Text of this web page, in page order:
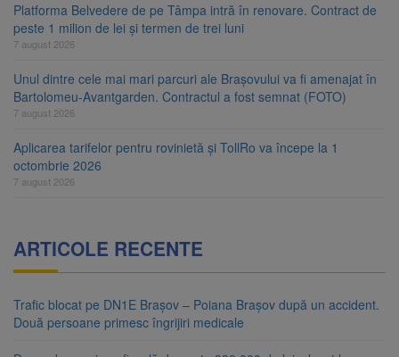
Platforma Belvedere de pe Tâmpa intră în renovare. Contract de
peste 1 milion de lei și termen de trei luni
7 august 2026
Unul dintre cele mai mari parcuri ale Brașovului va fi amenajat în
Bartolomeu-Avantgarden. Contractul a fost semnat (FOTO)
7 august 2026
Aplicarea tarifelor pentru rovinietă și TollRo va începe la 1
octombrie 2026
7 august 2026
ARTICOLE RECENTE
Trafic blocat pe DN1E Brașov – Poiana Brașov după un accident.
Două persoane primesc îngrijiri medicale